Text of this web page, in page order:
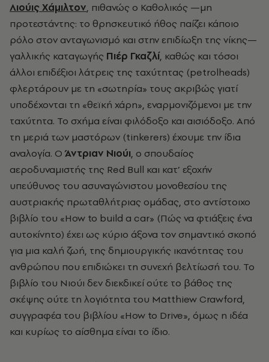
Λιούις Χάμιλτον, πιθανώς ο Καθολικός —μη
προτεστάντης: το θρησκευτικό ήθος παίζει κάποιο
ρόλο στον ανταγωνισμό και στην επιδίωξη της νίκης—
γαλλικής καταγωγής Πιέρ Γκαζλί, καθώς και τόσοι
άλλοι επιδέξιοι λάτρεις της ταχύτητας (petrolheads)
φλερτάρουν με τη «σωτηρία» τους ακριβώς γιατί
υποδέχονται τη «θεϊκή χάρη», εναρμονιζόμενοι με την
ταχύτητα. Το σχήμα είναι φιλόδοξο και αισιόδοξο. Από
τη μεριά των μαστόρων (tinkerers) έχουμε την ίδια
αναλογία. Ο Άντριαν Νιούι, ο σπουδαίος
αεροδυναμιστής της Red Bull και κατ’ εξοχήν
υπεύθυνος του ασυναγώνιστου μονοθεσίου της
αυστριακής πρωταθλήτριας ομάδας, στο αντίστοιχο
βιβλίο του «How to build a car» (Πώς να φτιάξεις ένα
αυτοκίνητο) έχει ως κύριο άξονα τον σημαντικό σκοπό
για μια καλή ζωή, της δημιουργικής ικανότητας του
ανθρώπου που επιδιώκει τη συνεχή βελτίωσή του. Το
βιβλίο του Νιούι δεν διεκδικεί ούτε το βάθος της
σκέψης ούτε τη λογιότητα τoυ Μatthiew Crawford,
συγγραφέα του βιβλίου «How to Drive», όμως η ιδέα
και κυρίως το αίσθημα είναι το ίδιο.